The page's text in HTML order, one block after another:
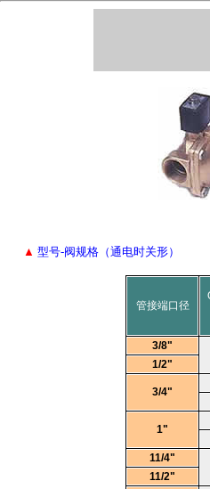
▲ 型号-阀规格（通电时关形）
管接端口径
3/8"
1/2"
3/4"
1"
11/4"
11/2"